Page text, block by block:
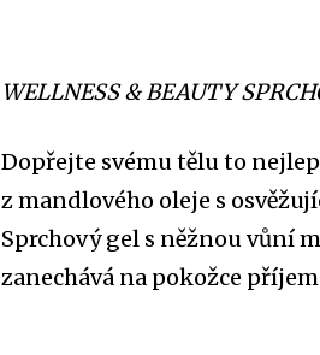
WELLNESS & BEAUTY
Dopřejte svému tělu to
z mandlového oleje s
Sprchový gel s něžnou vůní
zanechává na pokožce